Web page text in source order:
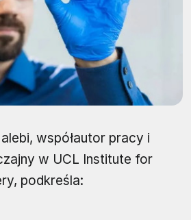
współautor pracy i
w UCL Institute for
podkreśla: